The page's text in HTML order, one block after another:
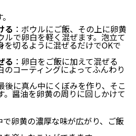
る ：ボウルにご飯、その上に卵黄
ルで卵白を軽く混ぜます。泡立て
を切るように混ぜるだけでOKで
る ：卵白をご飯に加えて混ぜる
のコーティングによってふんわり
後に真ん中にくぼみを作り、そこ
。醤油を卵黄の周りに回しかけて
卵黄の濃厚な味が広がり、ご飯